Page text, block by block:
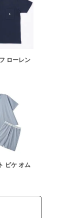
ローレン
ピケ オム